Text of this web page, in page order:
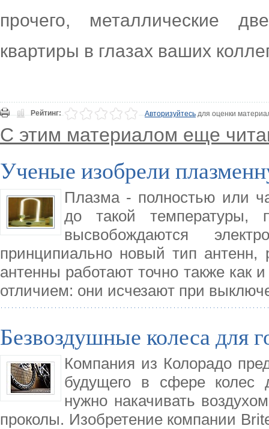
прочего, металлические
квартиры в глазах ваших
Рейтинг: Авторизуйтесьдля оценки
С этим материалом еще
Ученые изобрели
Плазма - полностью или
до такой температуры,
высвобождаются
принципиально новый тип
антенны работают точно также как
отличием: они исчезают при
Безвоздушные колеса для
Компания из Колорадо
будущего в сфере колес
нужно накачивать
проколы. Изобретение компании